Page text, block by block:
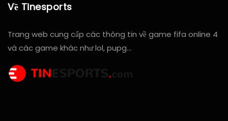
Về Tinesports
Trang web cung cấp các thông tin về game fifa online 4
và các game khác như lol, pupg…